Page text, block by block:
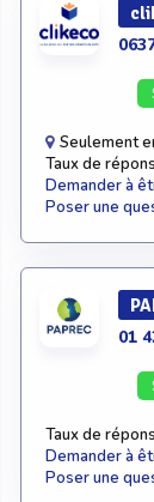
Seulement
Taux de
Demander à
Poser une
01
Taux de
Demander à
Poser une